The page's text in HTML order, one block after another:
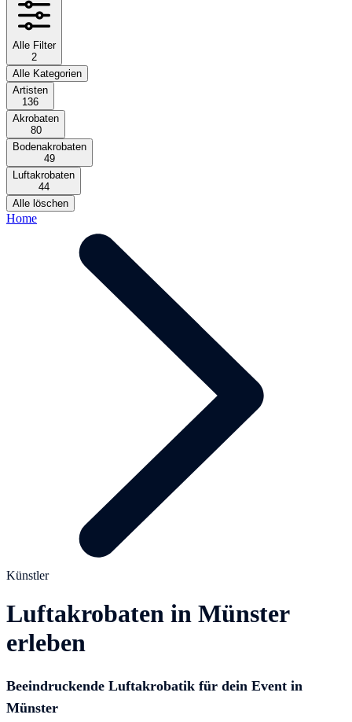
Alle Filter
2
Alle Kategorien
Artisten
136
Akrobaten
80
Bodenakrobaten
49
Luftakrobaten
44
Alle löschen
Home
Künstler
Luftakrobaten in Münster
erleben
Beeindruckende Luftakrobatik für dein Event in
Münster